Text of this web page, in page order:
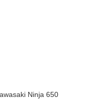
Ninja 650